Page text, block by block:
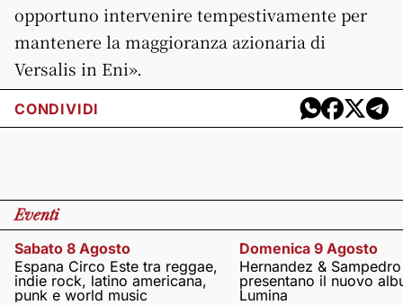
opportuno intervenire tempestivamente per
mantenere la maggioranza azionaria di
Versalis in Eni».
CONDIVIDI
Eventi
Sabato 8 Agosto
Espana Circo Este tra reggae,
indie rock, latino americana,
punk e world music
Domenica 9 Agosto
Hernandez & Sampedro
presentano il nuovo
Lumina